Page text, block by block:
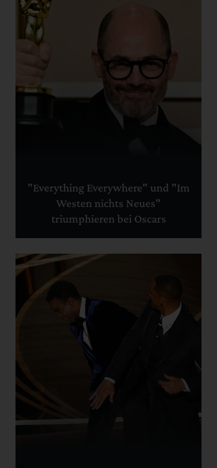
"Everything Everywhere" und "Im
Westen nichts Neues"
triumphieren bei Oscars